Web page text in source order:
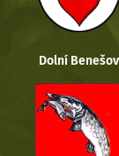
Dolní Benešov